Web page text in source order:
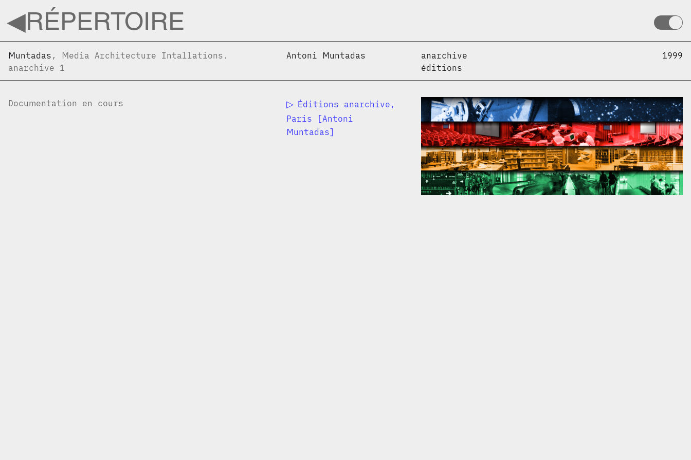
◀︎RÉPERTOIRE
Muntadas , Media Architecture Intallations.
anarchive 1
Antoni Muntadas
anarchive
éditions
1999
Documentation en cours ▷︎ Éditions anarchive,
Paris [Antoni
Muntadas]